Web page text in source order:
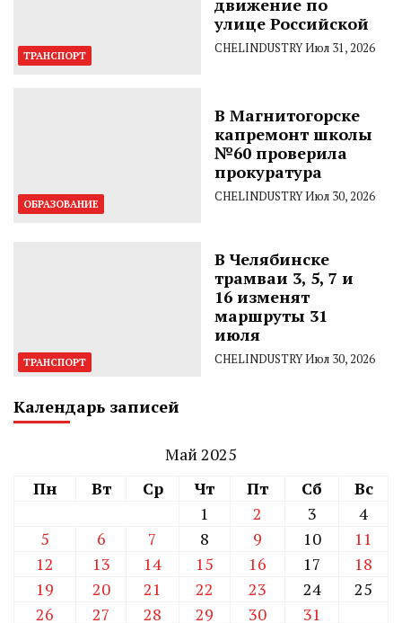
ТРАНСПОРТ
движение по
улице Российской
CHELINDUSTRYИюл 31, 2026
ОБРАЗОВАНИЕ
В Магнитогорске
капремонт школы
№60 проверила
прокуратура
CHELINDUSTRYИюл 30, 2026
ТРАНСПОРТ
В Челябинске
трамваи 3, 5, 7 и
16 изменят
маршруты 31
июля
CHELINDUSTRYИюл 30, 2026
Календарь записей
Май 2025
Пн
Вт Ср Чт Пт Сб
Вс
1
2 3
4
5
6 7 8 9 10
11
12
13 14 15 16 17
18
19
20 21 22 23 24
25
26
27 28 29 30
31